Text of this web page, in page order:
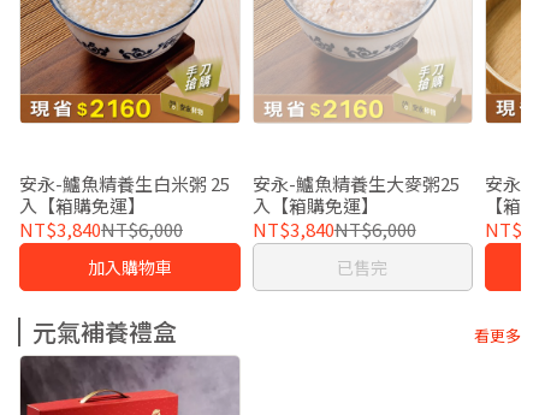
安永-鱸魚精養生白米粥 25
入【箱購免運】
NT$3,840NT$6,000
加入購物車
安永-鱸魚精養生大麥粥25
入【箱購免運】
NT$3,840NT$6,000
已售完
安永-
【箱
元氣補養禮盒 看更多